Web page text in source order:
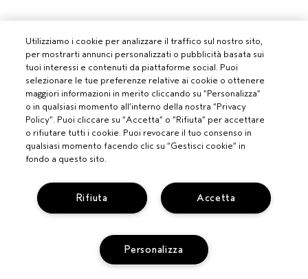
Utilizziamo i cookie per analizzare il traffico sul nostro sito,
per mostrarti annunci personalizzati o pubblicità basata sui
tuoi interessi e contenuti da piattaforme social. Puoi
selezionare le tue preferenze relative ai cookie o ottenere
maggiori informazioni in merito cliccando su “Personalizza”
o in qualsiasi momento all’interno della nostra “Privacy
Policy”. Puoi cliccare su “Accetta” o “Rifiuta” per accettare
o rifiutare tutti i cookie. Puoi revocare il tuo consenso in
qualsiasi momento facendo clic su “Gestisci cookie” in
fondo a questo sito.
Accetta
Rifiuta
Personalizza